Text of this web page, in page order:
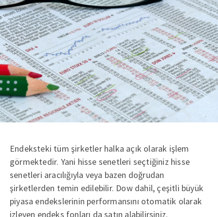
Endeksteki tüm şirketler halka açık olarak işlem
görmektedir. Yani hisse senetleri seçtiğiniz hisse
senetleri aracılığıyla veya bazen doğrudan
şirketlerden temin edilebilir. Dow dahil, çeşitli büyük
piyasa endekslerinin performansını otomatik olarak
izleyen endeks fonları da satın alabilirsiniz.